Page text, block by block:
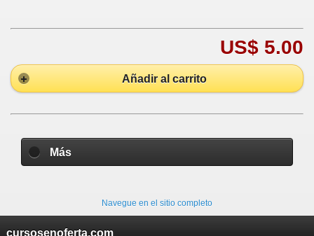
US$ 5.00
Añadir al carrito
Más
Navegue en el sitio completo
cursosenoferta.com